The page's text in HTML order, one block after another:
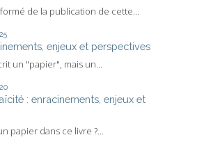
de la publication de cette...
enjeux et perspectives
un "papier", mais un...
: enracinements, enjeux et
papier dans ce livre ?...